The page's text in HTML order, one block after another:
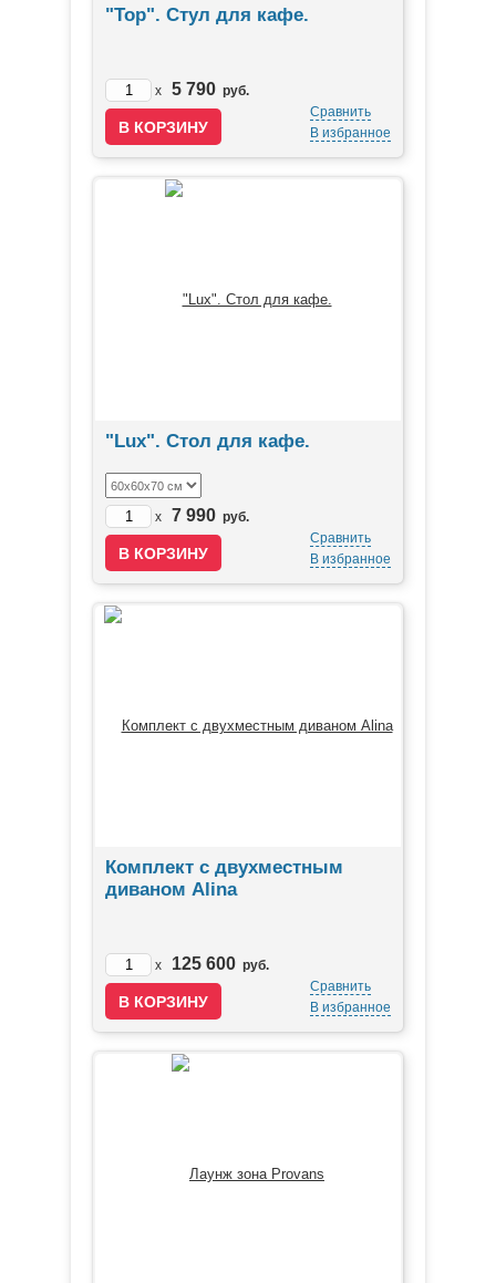
"Top". Стул для кафе.
x 5 790 руб.
Сравнить
В избранное
"Lux". Стол для кафе.
x 7 990 руб.
Сравнить
В избранное
Комплект с двухместным
диваном Alina
x 125 600 руб.
Сравнить
В избранное